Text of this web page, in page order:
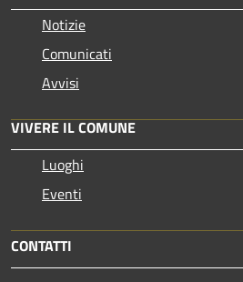
Notizie
Comunicati
Avvisi
VIVERE IL COMUNE
Luoghi
Eventi
CONTATTI